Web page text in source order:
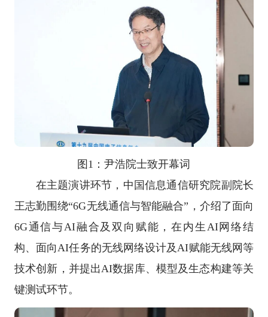
图1：尹浩院士致开幕词
在主题演讲环节，中国信息通信研究院副院长
王志勤围绕“6G无线通信与智能融合”，介绍了面向
6G通信与AI融合及双向赋能，在内生AI网络结
构、面向AI任务的无线网络设计及AI赋能无线网等
技术创新，并提出AI数据库、模型及生态构建等关
键测试环节。